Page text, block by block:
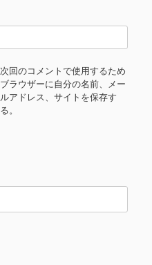
次回のコメントで使用するため
ブラウザーに自分の名前、メー
ルアドレス、サイトを保存す
る。